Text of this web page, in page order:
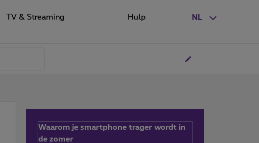
NL
TV & Streaming Hulp
Waarom je smartphone trager wordt in
de zomer